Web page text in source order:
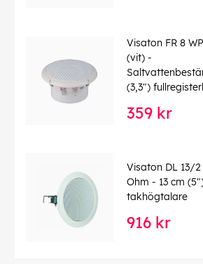
Visaton FR 8
(vit) -
(3,3")
359 kr
Visaton DL 13/2
Ohm - 13 cm
takhögtalare
916 kr